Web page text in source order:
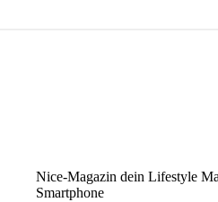
Nice-Magazin dein Lifestyle
Smartphone